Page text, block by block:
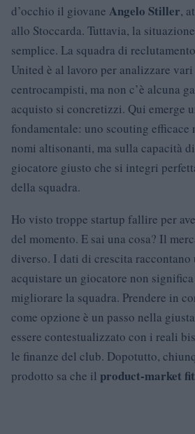
d’occhio il giovane Angelo Stiller,
allo Stoccarda. Tuttavia, la
semplice. La squadra di
United è al lavoro per analizzare
centrocampisti, ma non c’è alcuna
acquisto si concretizzi. Qui emerge
fondamentale: uno scouting efficace
nomi altisonanti, ma sulla capacità
giocatore giusto che si integri
della squadra.
Ho visto troppe startup fallire per
del momento. E sai una cosa? Il
diverso. I dati di crescita raccontano
acquistare un giocatore non
migliorare la squadra. Prendere in
come opzione è un passo nella
essere contestualizzato con i reali
le finanze del club. Dopotutto,
prodotto sa che il product-market fit